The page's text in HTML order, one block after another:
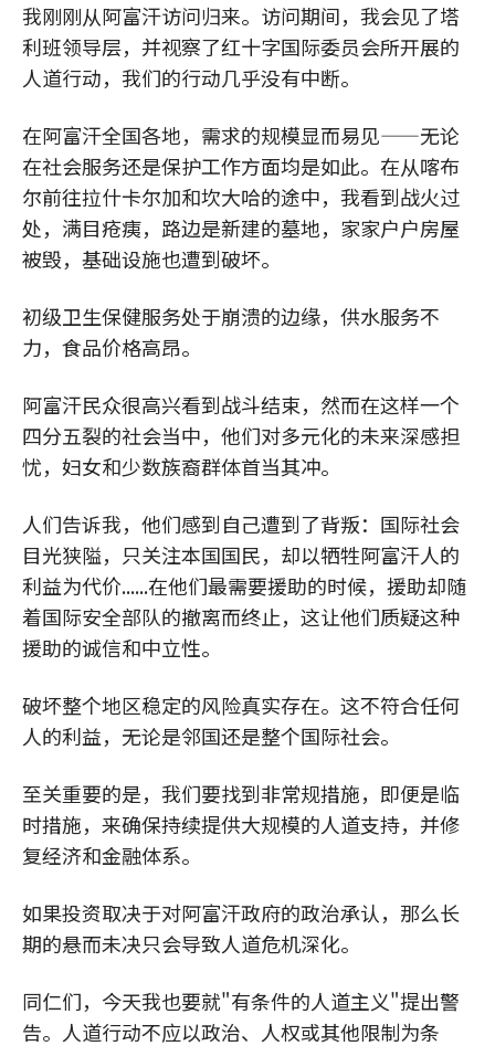
我刚刚从阿富汗访问归来。访问期间，我会见了塔
利班领导层，并视察了红十字国际委员会所开展的
人道行动，我们的行动几乎没有中断。
在阿富汗全国各地，需求的规模显而易见——无论
在社会服务还是保护工作方面均是如此。在从喀布
尔前往拉什卡尔加和坎大哈的途中，我看到战火过
处，满目疮痍，路边是新建的墓地，家家户户房屋
被毁，基础设施也遭到破坏。
初级卫生保健服务处于崩溃的边缘，供水服务不
力，食品价格高昂。
阿富汗民众很高兴看到战斗结束，然而在这样一个
四分五裂的社会当中，他们对多元化的未来深感担
忧，妇女和少数族裔群体首当其冲。
人们告诉我，他们感到自己遭到了背叛：国际社会
目光狭隘，只关注本国国民，却以牺牲阿富汗人的
利益为代价......在他们最需要援助的时候，援助却随
着国际安全部队的撤离而终止，这让他们质疑这种
援助的诚信和中立性。
破坏整个地区稳定的风险真实存在。这不符合任何
人的利益，无论是邻国还是整个国际社会。
至关重要的是，我们要找到非常规措施，即便是临
时措施，来确保持续提供大规模的人道支持，并修
复经济和金融体系。
如果投资取决于对阿富汗政府的政治承认，那么长
期的悬而未决只会导致人道危机深化。
同仁们，今天我也要就"有条件的人道主义"提出警
告。人道行动不应以政治、人权或其他限制为条